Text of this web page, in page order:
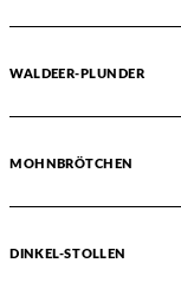
WALDEER-PLUNDER
MOHNBRÖTCHEN
DINKEL-STOLLEN